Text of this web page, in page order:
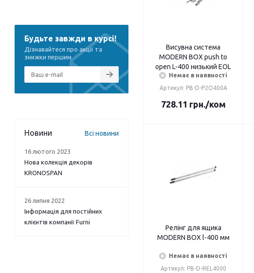
Висувна система
MODERN BOX push to
open L-400 низький EOL
Немає в наявності
Артикул: PB-D-P2O400A
728.11 грн./ком
Релінг для ящика
MODERN BOX l-400 мм
Немає в наявності
Артикул: PB-D-REL4000
Будьте завжди в курсі!
Дізнавайтеся про акції та
знижки першим
Новини Всі новини
16 лютого 2023
Нова колекція декорів
KRONOSPAN
26 липня 2022
Інформація для постійних
клієнтів компанії Furni